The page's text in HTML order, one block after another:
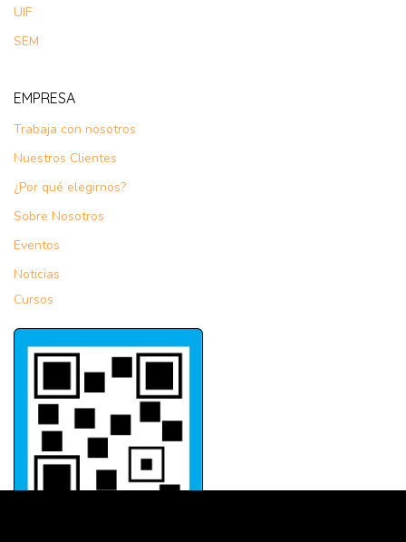
UIF
SEM
EMPRESA
Trabaja con nosotros
Nuestros Clientes
¿Por qué elegirnos?
Sobre Nosotros
Eventos
Noticias
Cursos